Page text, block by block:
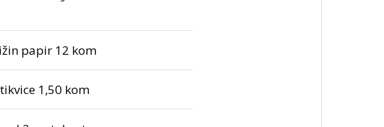
papir 12 kom
tikvice 1,50 kom